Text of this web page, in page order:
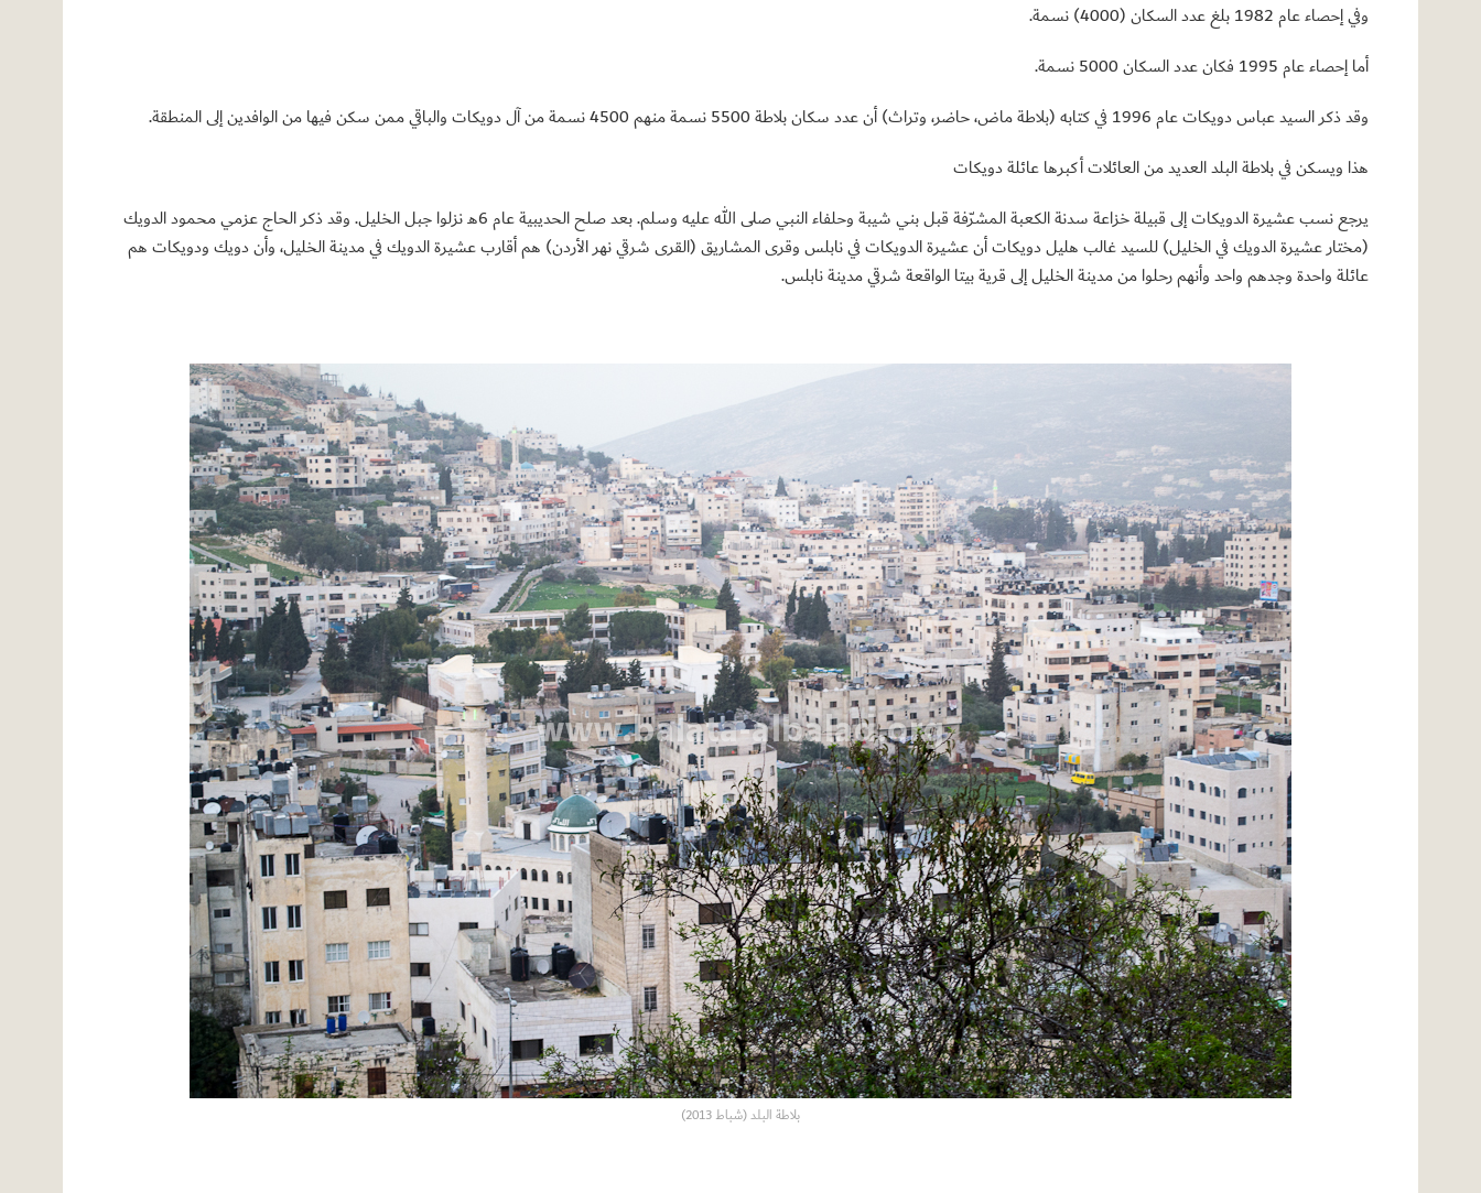
وفي إحصاء عام 1982 بلغ عدد السكان (4000) نسمة.
أما إحصاء عام 1995 فكان عدد السكان 5000 نسمة.
وقد ذكر السيد عباس دويكات عام 1996 في كتابه (بلاطة ماض، حاضر، وتراث) أن عدد سكان بلاطة 5500 نسمة منهم 4500 نسمة من آل دويكات والباقي ممن سكن فيها من الوافدين إلى المنطقة.
هذا ويسكن في بلاطة البلد العديد من العائلات أكبرها عائلة دويكات
يرجع نسب عشيرة الدويكات إلى قبيلة خزاعة سدنة الكعبة المشرّفة قبل بني شيبة وحلفاء النبي صلى الله عليه وسلم. بعد صلح الحديبية عام 6هـ نزلوا جبل الخليل. وقد ذكر الحاج عزمي محمود الدويك
(مختار عشيرة الدويك في الخليل) للسيد غالب هليل دويكات أن عشيرة الدويكات في نابلس وقرى المشاريق (القرى شرقي نهر الأردن) هم أقارب عشيرة الدويك في مدينة الخليل، وأن دويك ودويكات هم
عائلة واحدة وجدهم واحد وأنهم رحلوا من مدينة الخليل إلى قرية بيتا الواقعة شرقي مدينة نابلس.
بلاطة البلد (شباط 2013)